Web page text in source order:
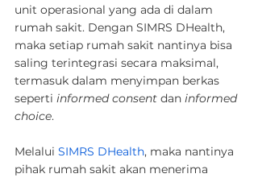
unit operasional yang ada di dalam
rumah sakit. Dengan SIMRS DHealth,
maka setiap rumah sakit nantinya bisa
saling terintegrasi secara maksimal,
termasuk dalam menyimpan berkas
seperti informed consent dan informed
choice.
Melalui SIMRS DHealth, maka nantinya
pihak rumah sakit akan menerima